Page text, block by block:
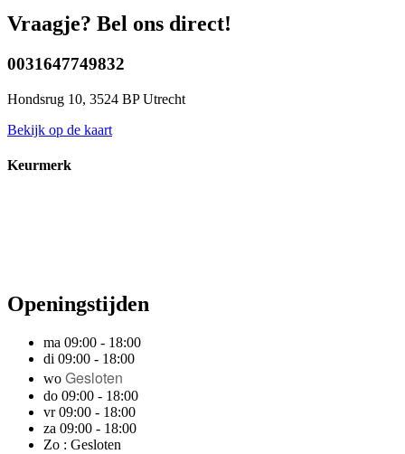
Vraagje? Bel ons direct!
0031647749832
Hondsrug 10, 3524 BP Utrecht
Bekijk op de kaart
Keurmerk
Openingstijden
ma 09:00 - 18:00
di 09:00 - 18:00
wo Gesloten
do 09:00 - 18:00
vr 09:00 - 18:00
za 09:00 - 18:00
Zo : Gesloten